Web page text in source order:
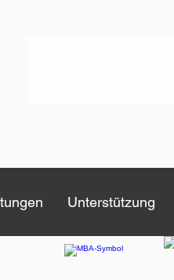
Unterstützung
Unterstützung